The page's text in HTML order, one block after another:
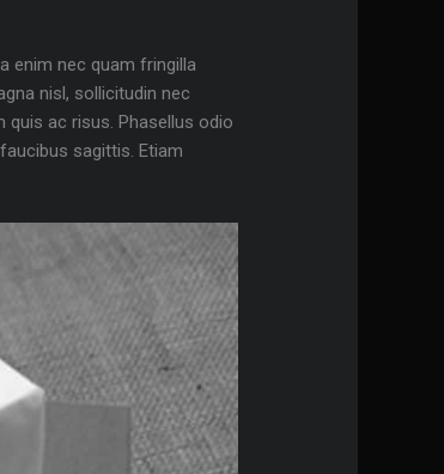
enim nec quam fringilla
nisl, sollicitudin nec
quis ac risus. Phasellus odio
sagittis. Etiam